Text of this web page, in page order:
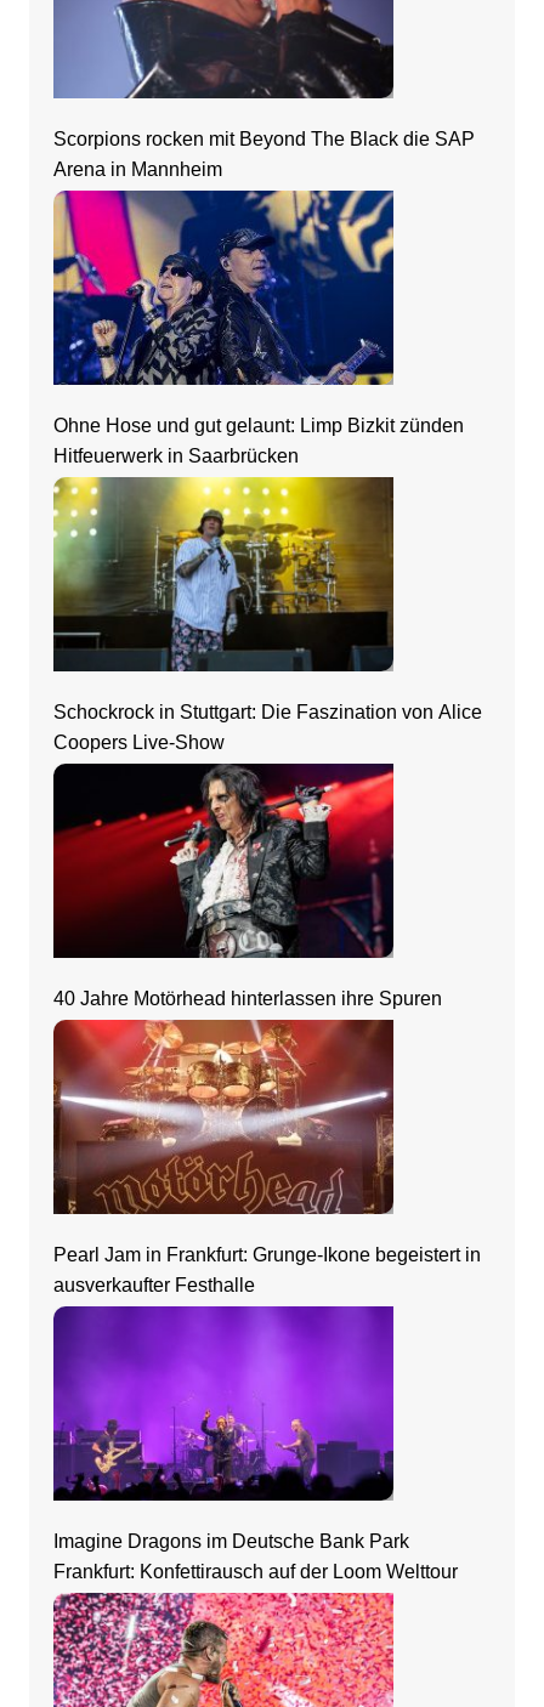
Scorpions rocken mit Beyond The Black die SAP
Arena in Mannheim
Ohne Hose und gut gelaunt: Limp Bizkit zünden
Hitfeuerwerk in Saarbrücken
Schockrock in Stuttgart: Die Faszination von Alice
Coopers Live-Show
40 Jahre Motörhead hinterlassen ihre Spuren
Pearl Jam in Frankfurt: Grunge-Ikone begeistert in
ausverkaufter Festhalle
Imagine Dragons im Deutsche Bank Park
Frankfurt: Konfettirausch auf der Loom Welttour